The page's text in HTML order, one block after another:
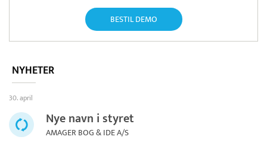
BESTIL DEMO
NYHETER
30. april
Nye navn i styret
AMAGER BOG & IDE A/S